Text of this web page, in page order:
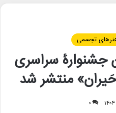
تجسمی
جشنوارۀ سراسری
منتشر شد
۰